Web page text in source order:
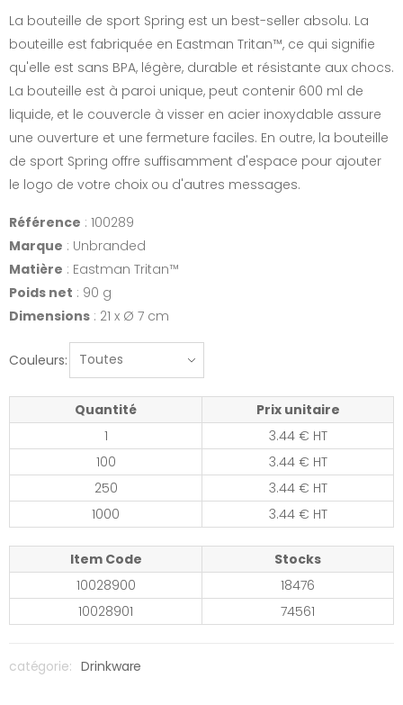
La bouteille de sport Spring est un best-seller absolu. La
bouteille est fabriquée en Eastman Tritan™, ce qui signifie
qu'elle est sans BPA, légère, durable et résistante aux chocs.
La bouteille est à paroi unique, peut contenir 600 ml de
liquide, et le couvercle à visser en acier inoxydable assure
une ouverture et une fermeture faciles. En outre, la bouteille
de sport Spring offre suffisamment d'espace pour ajouter
le logo de votre choix ou d'autres messages.
Référence : 100289
Marque : Unbranded
Matière : Eastman Tritan™
Poids net : 90 g
Dimensions : 21 x Ø 7 cm
Couleurs:
Quantité
Prix unitaire
1
3.44 € HT
100
3.44 € HT
250
3.44 € HT
1000
3.44 € HT
Item Code
Stocks
10028900
18476
10028901
74561
catégorie: Drinkware